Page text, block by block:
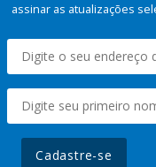
assinar as atualizações
Cadastre-se